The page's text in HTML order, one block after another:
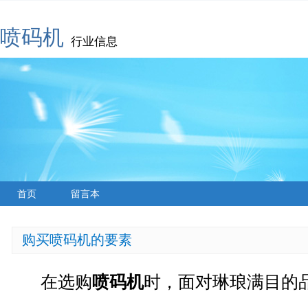
喷码机 行业信息
首页 留言本
购买喷码机的要素
在选购喷码机时，面对琳琅满目的